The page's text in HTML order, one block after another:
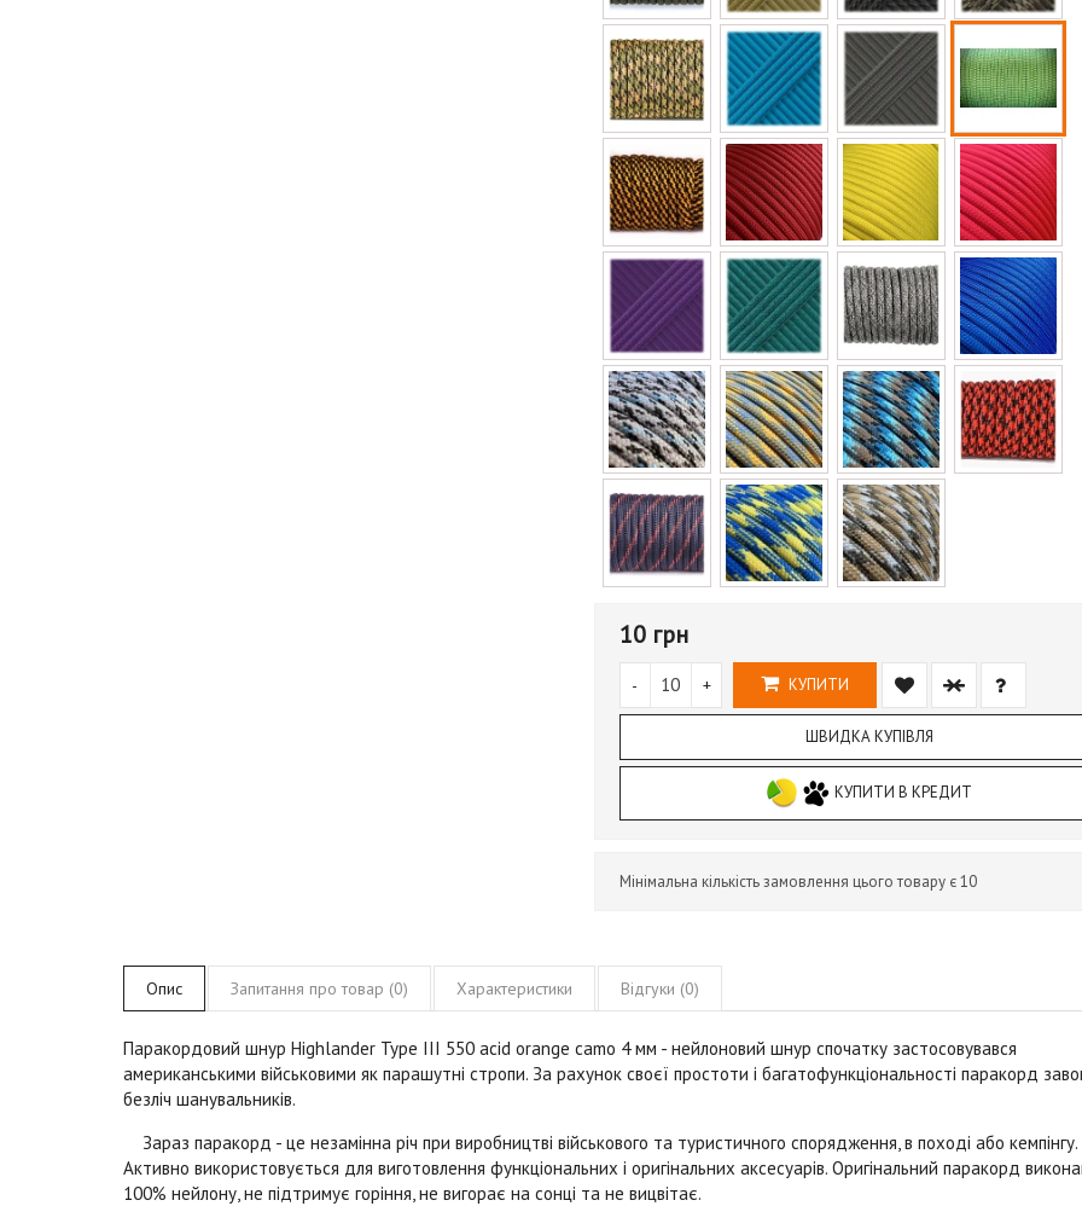
10 грн
- + КУПИТИ
ШВИДКА КУПІВЛЯ
КУПИТИ В КРЕДИТ
Мінімальна кількість замовлення цього товару є 10
Опис Запитання про товар (0) Характеристики Відгуки (0)
Паракордовий шнур Highlander Type III 550 acid orange camo 4 мм - нейлоновий шнур спочатку застосовувався
американськими військовими як парашутні стропи. За рахунок своєї простоти і багатофункціональності паракорд
безліч шанувальників.
Зараз паракорд - це незамінна річ при виробництві військового та туристичного спорядження, в поході або кемпінгу.
Активно використовується для виготовлення функціональних і оригінальних аксесуарів. Оригінальний паракорд
100% нейлону, не підтримує горіння, не вигорає на сонці та не вицвітає.